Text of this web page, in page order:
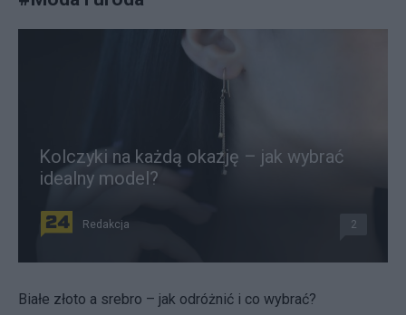
Kolczyki na każdą okazję – jak wybrać
idealny model?
Redakcja 2
Białe złoto a srebro – jak odróżnić i co wybrać?